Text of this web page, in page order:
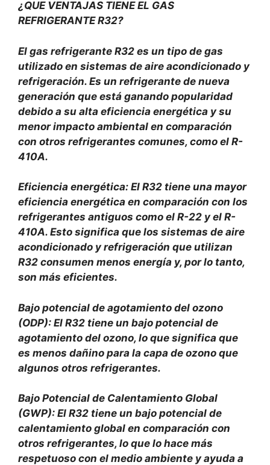
¿QUE VENTAJAS TIENE EL GAS
REFRIGERANTE R32?
El gas refrigerante R32 es un tipo de gas
utilizado en sistemas de aire acondicionado y
refrigeración. Es un refrigerante de nueva
generación que está ganando popularidad
debido a su alta eficiencia energética y su
menor impacto ambiental en comparación
con otros refrigerantes comunes, como el R-
410A.
Eficiencia energética: El R32 tiene una mayor
eficiencia energética en comparación con los
refrigerantes antiguos como el R-22 y el R-
410A. Esto significa que los sistemas de aire
acondicionado y refrigeración que utilizan
R32 consumen menos energía y, por lo tanto,
son más eficientes.
Bajo potencial de agotamiento del ozono
(ODP): El R32 tiene un bajo potencial de
agotamiento del ozono, lo que significa que
es menos dañino para la capa de ozono que
algunos otros refrigerantes.
Bajo Potencial de Calentamiento Global
(GWP): El R32 tiene un bajo potencial de
calentamiento global en comparación con
otros refrigerantes, lo que lo hace más
respetuoso con el medio ambiente y ayuda a